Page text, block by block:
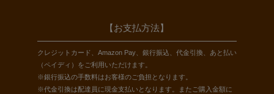
【お支払方法】
クレジットカード、Amazon Pay、銀行振込、代金引換、あと払い
（ペイディ）をご利用いただけます。
※銀行振込の手数料はお客様のご負担となります。
※代金引換は配達員に現金支払いとなります。またご購入金額に